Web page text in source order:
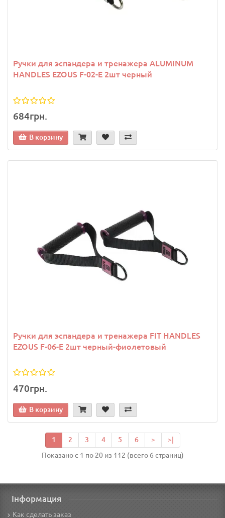
Ручки для эспандера и тренажера ALUMINUM
HANDLES EZOUS F-02-E 2шт черный
684грн.
В корзину
Ручки для эспандера и тренажера FIT HANDLES
EZOUS F-06-E 2шт черный-фиолетовый
470грн.
В корзину
1 2 3 4 5 6 >
>|
Показано с 1 по 20 из 112 (всего 6 страниц)
Інформация
Как сделать заказ